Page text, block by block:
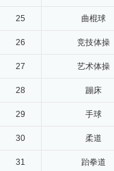
25 曲棍球
26 竞技体操
27 艺术体操
28 蹦床
29 手球
30 柔道
31 跆拳道